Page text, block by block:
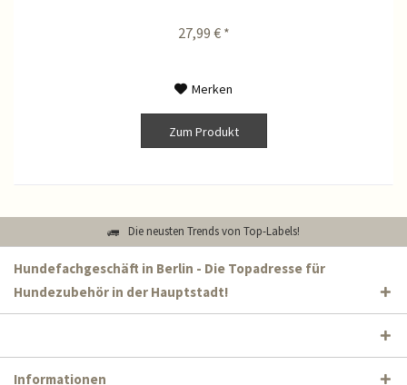
27,99 € *
Merken
Zum Produkt
Die neusten Trends von Top-Labels!
Hundefachgeschäft in Berlin - Die Topadresse für
Hundezubehör in der Hauptstadt!
Informationen